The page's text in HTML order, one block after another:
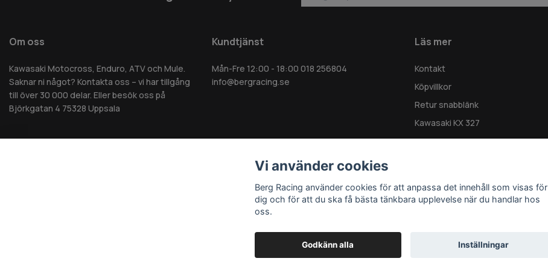
Om oss
Kawasaki Motocross, Enduro, ATV och Mule.
Saknar ni något? Kontakta oss – vi har tillgång
till över 30 000 delar. Eller besök oss på
Björkgatan 4 75328 Uppsala
Kundtjänst
Mån-Fre 12:00 - 18:00 018 256804
info@bergracing.se
Läs mer
Kontakt
Köpvillkor
Retur snabblänk
Kawasaki KX 327
Vi använder cookies
Berg Racing använder cookies för att anpassa det innehåll som visas för
dig och för att du ska få bästa tänkbara upplevelse när du handlar hos
oss.
Godkänn alla Inställningar